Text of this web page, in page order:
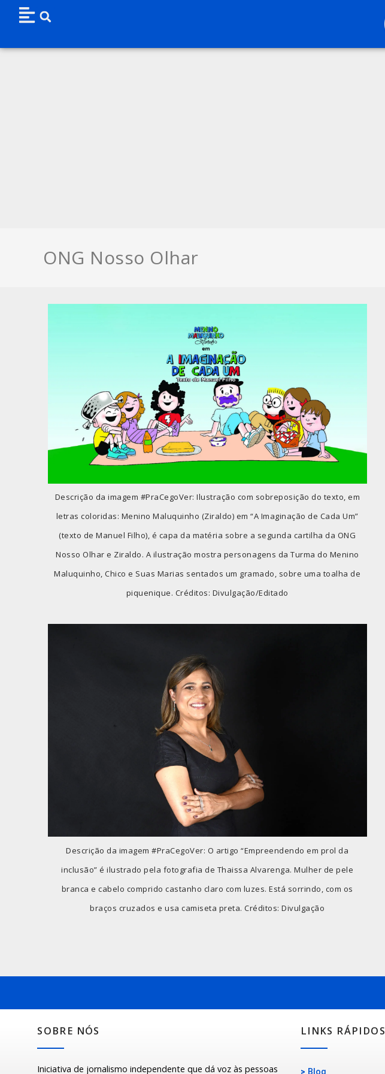
ONG Nosso Olhar
Descrição da imagem #PraCegoVer: Ilustração com sobreposição do texto, em
letras coloridas: Menino Maluquinho (Ziraldo) em “A Imaginação de Cada Um”
(texto de Manuel Filho), é capa da matéria sobre a segunda cartilha da ONG
Nosso Olhar e Ziraldo. A ilustração mostra personagens da Turma do Menino
Maluquinho, Chico e Suas Marias sentados um gramado, sobre uma toalha de
piquenique. Créditos: Divulgação/Editado
Descrição da imagem #PraCegoVer: O artigo “Empreendendo em prol da
inclusão” é ilustrado pela fotografia de Thaissa Alvarenga. Mulher de pele
branca e cabelo comprido castanho claro com luzes. Está sorrindo, com os
braços cruzados e usa camiseta preta. Créditos: Divulgação
SOBRE NÓS
Iniciativa de jornalismo independente que dá voz às pessoas
LINKS RÁPIDOS
> Blog